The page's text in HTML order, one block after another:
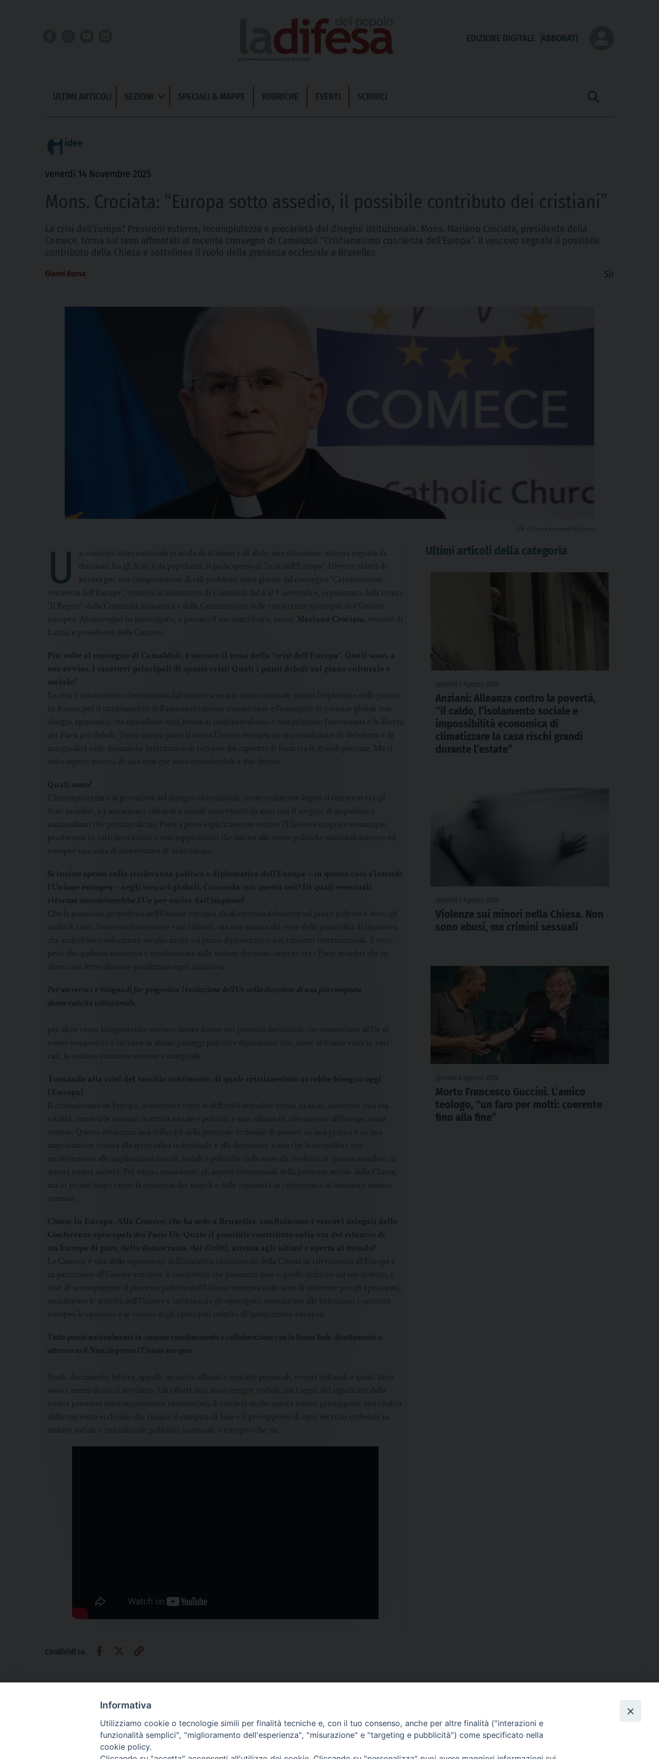
EDIZIONE DIGITALE ABBONATI
ULTIMI ARTICOLI SEZIONI
Apri
Menu
SPECIALI & MAPPE RUBRICHE EVENTI SCRIVICI
idee
venerdì 14 Novembre 2025
Mons. Crociata: “Europa sotto assedio, il possibile contributo dei cristiani”
La crisi dell’Europa? Pressioni esterne, incompiutezza e precarietà del disegno istituzionale. Mons. Mariano Crociata, presidente della
Comece, torna sui temi affrontati al recente convegno di Camaldoli “Cristianesimo coscienza dell’Europa”. Il vescovo segnala il possibile
contributo della Chiesa e sottolinea il ruolo della presenza ecclesiale a Bruxelles
Gianni Borsa Sir
Ph: Cristian Gennari/Siciliani
U
n contesto internazionale gravido di drammi e di sfide, una situazione interna segnata da
divisioni fra gli Stati e da populismi: si parla spesso di “crisi dell’Europa”. Diverse chiavi di
lettura per una comprensione di tali problemi sono giunte dal convegno “Cristianesimo
coscienza dell’Europa”, tenutosi al monastero di Camaldoli dal 6 al 9 novembre, organizzato dalla rivista
“Il Regno”, dalla Comunità monastica e dalla Commissione delle conferenze episcopali dell’Unione
europea. Al convegno ha partecipato, e portato il suo contributo, mons.
Mariano Crociata, vescovi di
Latina e presidente della Comece.
Più volte al convegno di Camaldoli, è tornato il tema della “crisi dell’Europa”. Quali sono, a
suo avviso, i caratteri principali di questa crisi? Quali i punti deboli sul piano culturale e
sociale?
La crisi è innanzitutto determinata dal mutato scenario internazionale: prima l’esplosione della guerra
in Russia, poi il cambiamento dell’amministrazione statunitense e l’emergere di potenze globali con
disegni egemonici che cancellano ogni forma di multilateralismo e comprimono l’autonomia e la libertà
dei Paesi più deboli. Tutto questo pone la stessa Unione europea in una condizione di debolezza e di
marginalità nelle dinamiche internazionali regolate dai rapporti di forza tra le grandi potenze. Ma ci
sono aspetti interni di una crisi che sono riconducibili a due fattori.
Quali sono?
L’incompiutezza e la precarietà del disegno istituzionale, strutturalmente legato al consenso tra gli
Stati membri, e i mutamenti culturali e sociali intervenuti da anni con il sorgere di populismi e
nazionalismi che portano alcuni Paesi a porsi esplicitamente contro l’Unione europea e comunque
producono in tutti lacerazioni e contrapposizioni che danno alle stesse politiche nazionali interne ed
europee una nota di incertezza e di indecisione.
Si insiste spesso sulla irrilevanza politica e diplomatica dell’Europa – in questo caso s’intende
l’Unione europea – negli scenari globali. Concorda con questa tesi? Di quali eventuali
riforme necessiterebbe l’Ue per uscire dall’impasse?
Che la posizione geopolitica dell’Unione europea sia di estrema debolezza sul piano politico è sotto gli
occhi di tutti. Sono evidentemente vari i fattori, ma non manca chi vede delle possibilità di iniziativa
che andrebbero valorizzate meglio anche sul piano diplomatico e nei rapporti internazionali. È vero
però che qualsiasi iniziativa è condizionata dalle vistose divisioni interne tra i Paesi membri che in
alcuni casi letteralmente paralizzano ogni iniziativa.
Per un verso c’è bisogno di far progredire l’evoluzione dell’Ue nella direzione di una più compiuta
democraticità istituzionale,
per altro verso bisognerebbe trovare nuove forme nei processi decisionali che consentano all’Ue di
essere tempestiva e incisiva in alcuni passaggi politici e diplomatici che, come abbiamo vista in vari
casi, la vedono rimanere assente e marginale.
Tornando alla crisi del vecchio continente, di quale cristianesimo avrebbe bisogno oggi
l’Europa?
Il cristianesimo in Europa, nonostante tutte le difficoltà segnalate ormai da anni, mantiene una sua
vitalità, tuttavia le carenze in ottica sociale e politica, e non ultimo in riferimento all’Europa, sono
vistose. Questo evidenzia una difficoltà della pastorale ecclesiale di passare da una pratica e da una
impostazione rivolta alla spiritualità individuale e alla devozione a una che la riequilibri con
un’attenzione alle implicazioni morali, sociali e politiche dello stare da credenti in questo mondo e in
questa nostra società. Poi vanno considerati gli aspetti istituzionali della presenza sociale della Chiesa,
ma in primo luogo viene la coscienza dei singoli e delle comunità in riferimento al cammino umano
comune.
Chiese in Europa. Alla Comece, che ha sede a Bruxelles, confluiscono i vescovi delegati delle
Conferenze episcopali dei Paesi Ue. Quale il possibile contributo sulla via del rilancio di
un’Europa di pace, della democrazia, dei diritti, attenta agli ultimi e aperta al mondo?
La Comece è una delle espressioni dell’iniziativa istituzionale della Chiesa in riferimento all’Europa e
in particolare all’Unione europea. Il contributo che possiamo dare è quello definito dal suo Statuto, e
cioè di accompagnare il processo politico dell’Unione europea nelle aree di interesse per gli episcopati,
monitorare le attività dell’Unione e informarne gli episcopati, comunicare alle istituzioni e autorità
europee le opinioni e le visioni degli episcopati relativi all’integrazione europea.
Tutto questo naturalmente in costante coordinamento e collaborazione con la Santa Sede, direttamente o
attraverso il Nunzio presso l’Unione europea.
Studi, documenti, lettere, appelli, incontri ufficiali e contatti personali, eventi culturali e quant’altro
sono i mezzi di cui ci serviamo. Gli effetti non sono sempre visibili, ma i segni del significato della
nostra presenza sono ampiamente riconosciuti. E tuttavia anche questa azione presuppone una vitalità
della coscienza ecclesiale che rimane il compito di base e il presupposto di ogni servizio ecclesiale in
ambito sociale e istituzionale pubblico, nazionale o europeo che sia.
Ultimi articoli della categoria
Anziani: Alleanza contro la povertà,
“il caldo, l’isolamento sociale e
impossibilità economica di
climatizzare la casa rischi grandi
durante l’estate”
Violenze sui minori nella Chiesa. Non
sono abusi, ma crimini sessuali
Morto Francesco Guccini. L’amico
teologo, “un faro per molti: coerente
fino alla fine”
Condividi su
AMMINISTRAZIONE TRASPARENTE SCRIVICI
Informativa
Utilizziamo cookie o tecnologie simili per finalità tecniche e, con il tuo consenso, anche per altre finalità ("interazioni e
funzionalità semplici", "miglioramento dell'esperienza", "misurazione" e "targeting e pubblicità") come specificato nella
cookie policy.